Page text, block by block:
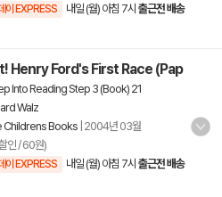
이 EXPRESS 내일 (월) 아침 7시 출근전 배송
Henry Ford's First Race (Pap
Into Reading Step 3 (Book) 21
Walz
Childrens Books 2004년 03월
인 / 60원)
이 EXPRESS 내일 (월) 아침 7시 출근전 배송